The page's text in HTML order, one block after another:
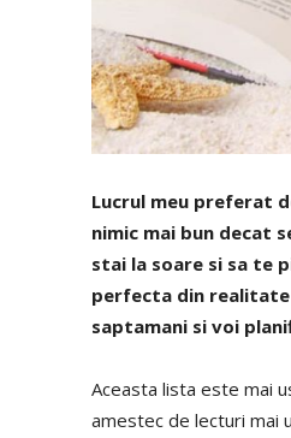
Lucrul meu preferat
nimic mai bun decat
stai la soare si sa te
perfecta din realitate
saptamani si voi
Aceasta lista este mai
amestec de lecturi mai